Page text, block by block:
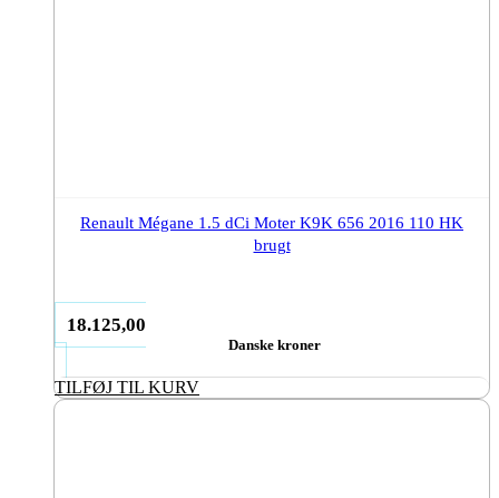
Renault Mégane 1.5 dCi Moter K9K 656 2016 110 HK
brugt
18.125,00
Danske kroner
TILFØJ TIL KURV